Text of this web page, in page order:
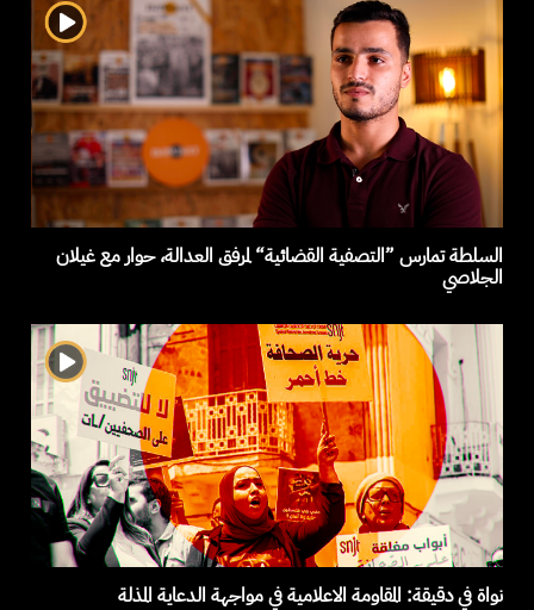
السلطة تمارس ”التصفية القضائية“ لمرفق العدالة، حوار مع غيلان
الجلاصي
نواة في دقيقة: المقاومة الاعلامية في مواجهة الدعاية المذلة